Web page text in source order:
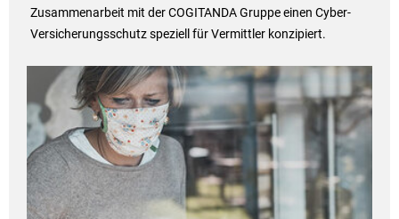
Zusammenarbeit mit der COGITANDA Gruppe einen Cyber-
Versicherungsschutz speziell für Vermittler konzipiert.